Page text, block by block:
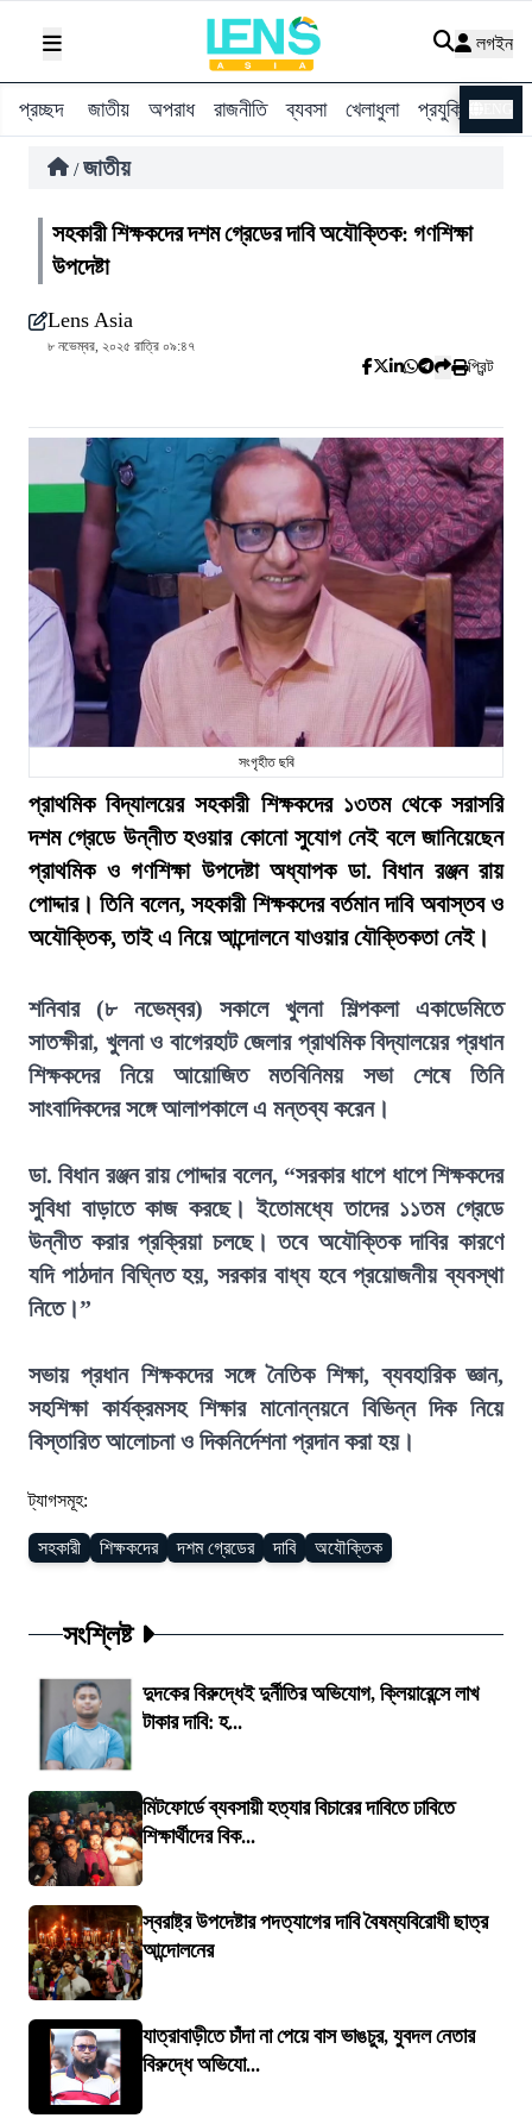
লগইন
প্রচ্ছদ জাতীয় অপরাধ রাজনীতি ব্যবসা খেলাধুলা প্রযুক্তি
/ জাতীয়
সহকারী শিক্ষকদের দশম গ্রেডের দাবি অযৌক্তিক: গণশিক্ষা
উপদেষ্টা
Lens Asia
৮ নভেম্বর, ২০২৫ রাত্রি ০৯:৪৭
প্রিন্ট
সংগৃহীত ছবি
প্রাথমিক বিদ্যালয়ের সহকারী শিক্ষকদের ১৩তম থেকে সরাসরি
দশম গ্রেডে উন্নীত হওয়ার কোনো সুযোগ নেই বলে জানিয়েছেন
প্রাথমিক ও গণশিক্ষা উপদেষ্টা অধ্যাপক ডা. বিধান রঞ্জন রায়
পোদ্দার। তিনি বলেন, সহকারী শিক্ষকদের বর্তমান দাবি অবাস্তব ও
অযৌক্তিক, তাই এ নিয়ে আন্দোলনে যাওয়ার যৌক্তিকতা নেই।
শনিবার (৮ নভেম্বর) সকালে খুলনা শিল্পকলা একাডেমিতে
সাতক্ষীরা, খুলনা ও বাগেরহাট জেলার প্রাথমিক বিদ্যালয়ের প্রধান
শিক্ষকদের নিয়ে আয়োজিত মতবিনিময় সভা শেষে তিনি
সাংবাদিকদের সঙ্গে আলাপকালে এ মন্তব্য করেন।
ডা. বিধান রঞ্জন রায় পোদ্দার বলেন, “সরকার ধাপে ধাপে শিক্ষকদের
সুবিধা বাড়াতে কাজ করছে। ইতোমধ্যে তাদের ১১তম গ্রেডে
উন্নীত করার প্রক্রিয়া চলছে। তবে অযৌক্তিক দাবির কারণে
যদি পাঠদান বিঘ্নিত হয়, সরকার বাধ্য হবে প্রয়োজনীয় ব্যবস্থা
নিতে।”
সভায় প্রধান শিক্ষকদের সঙ্গে নৈতিক শিক্ষা, ব্যবহারিক জ্ঞান,
সহশিক্ষা কার্যক্রমসহ শিক্ষার মানোন্নয়নে বিভিন্ন দিক নিয়ে
বিস্তারিত আলোচনা ও দিকনির্দেশনা প্রদান করা হয়।
ট্যাগসমূহ:
সহকারী শিক্ষকদের দশম গ্রেডের দাবি অযৌক্তিক
সংশ্লিষ্ট
দুদকের বিরুদ্ধেই দুর্নীতির অভিযোগ, ক্লিয়ারেন্সে লাখ
টাকার দাবি: হ...
মিটফোর্ডে ব্যবসায়ী হত্যার বিচারের দাবিতে ঢাবিতে
শিক্ষার্থীদের বিক...
স্বরাষ্ট্র উপদেষ্টার পদত্যাগের দাবি বৈষম্যবিরোধী ছাত্র
আন্দোলনের
যাত্রাবাড়ীতে চাঁদা না পেয়ে বাস ভাঙচুর, যুবদল নেতার
বিরুদ্ধে অভিযো...